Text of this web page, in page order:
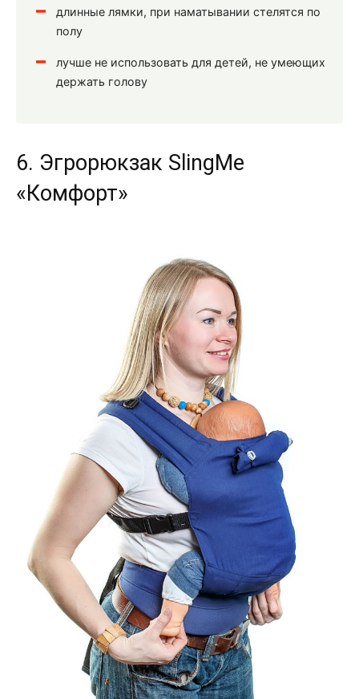
длинные лямки, при наматывании стелятся по
полу
лучше не использовать для детей, не умеющих
держать голову
6. Эгрорюкзак SlingMe
«Комфорт»